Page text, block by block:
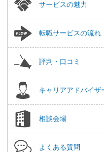
サービスの魅力
転職サービスの流れ
評判・口コミ
キャリアアドバイザ
相談会場
よくある質問